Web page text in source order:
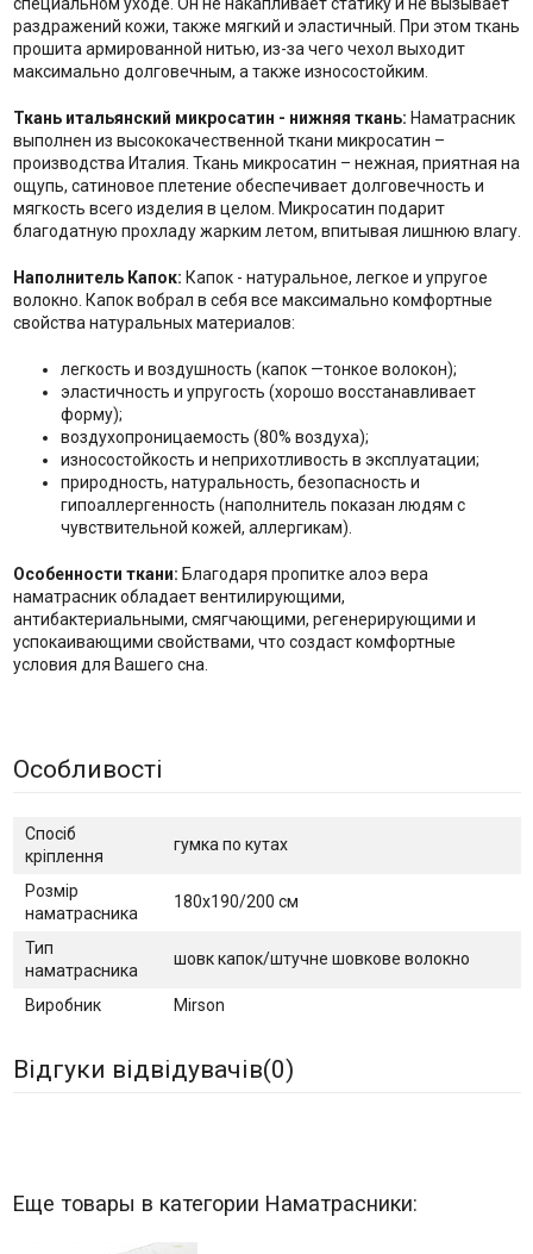
специальном уходе. Он не накапливает статику и не вызывает
раздражений кожи, также мягкий и эластичный. При этом ткань
прошита армированной нитью, из-за чего чехол выходит
максимально долговечным, а также износостойким.
Ткань итальянский микросатин - нижняя ткань: Наматрасник
выполнен из высококачественной ткани микросатин –
производства Италия. Ткань микросатин – нежная, приятная на
ощупь, сатиновое плетение обеспечивает долговечность и
мягкость всего изделия в целом. Микросатин подарит
благодатную прохладу жарким летом, впитывая лишнюю влагу.
Наполнитель Капок: Капок - натуральное, легкое и упругое
волокно. Капок вобрал в себя все максимально комфортные
свойства натуральных материалов:
легкость и воздушность (капок —тонкое волокон);
эластичность и упругость (хорошо восстанавливает
форму);
воздухопроницаемость (80% воздуха);
износостойкость и неприхотливость в эксплуатации;
природность, натуральность, безопасность и
гипоаллергенность (наполнитель показан людям с
чувствительной кожей, аллергикам).
Особенности ткани: Благодаря пропитке алоэ вера
наматрасник обладает вентилирующими,
антибактериальными, смягчающими, регенерирующими и
успокаивающими свойствами, что создаст комфортные
условия для Вашего сна.
Особливості
Спосіб
кріплення
гумка по кутах
Розмір
наматрасника
180х190/200 см
Тип
наматрасника
шовк капок/штучне шовкове волокно
Виробник Mirson
Відгуки відвідувачів(0)
Еще товары в категории Наматрасники: